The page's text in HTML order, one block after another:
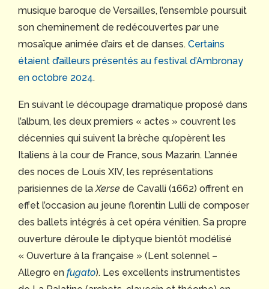
musique baroque de Versailles, l’ensemble poursuit
son cheminement de redécouvertes par une
mosaïque animée d’airs et de danses. Certains
étaient d’ailleurs présentés au festival d’Ambronay
en octobre 2024.
En suivant le découpage dramatique proposé dans
l’album, les deux premiers « actes » couvrent les
décennies qui suivent la brèche qu’opèrent les
Italiens à la cour de France, sous Mazarin. L’année
des noces de Louis XIV, les représentations
parisiennes de laXerse de Cavalli (1662) offrent en
effet l’occasion au jeune florentin Lulli de composer
des ballets intégrés à cet opéra vénitien. Sa propre
ouverture déroule le diptyque bientôt modélisé
« Ouverture à la française » (Lent solennel –
Allegro en fugato). Les excellents instrumentistes